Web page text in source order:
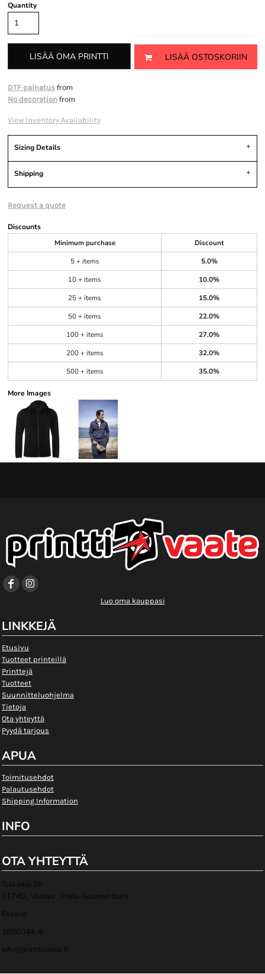
Quantity
LISÄÄ OMA PRINTTI LISÄÄ OSTOSKORIIN
DTF painatus from
No decoration from
View Inventory Availability
Sizing Details
Shipping
Request a quote
Discounts
Minimum purchase
Discount
5 + items
5.0%
10 + items
10.0%
25 + items
15.0%
50 + items
22.0%
100 + items
27.0%
200 + items
32.0%
500 + items
35.0%
More Images
Luo oma kauppasi
LINKKEJÄ
Etusivu
Tuotteet printeillä
Printtejä
Tuotteet
Suunnitteluohjelma
Tietoja
Ota yhteyttä
Pyydä tarjous
APUA
Toimitusehdot
Palautusehdot
Shipping Information
INFO
OTA YHTEYTTÄ
Tulkintie 29
01740 , Vantaa , Etela-Suomen laani
Finland
2856044-8
info@printtivaate.fi